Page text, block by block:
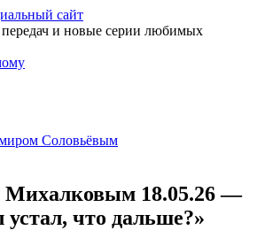
сайт
и новые серии любимых
Соловьёвым
Михалковым 18.05.26 —
устал, что дальше?»